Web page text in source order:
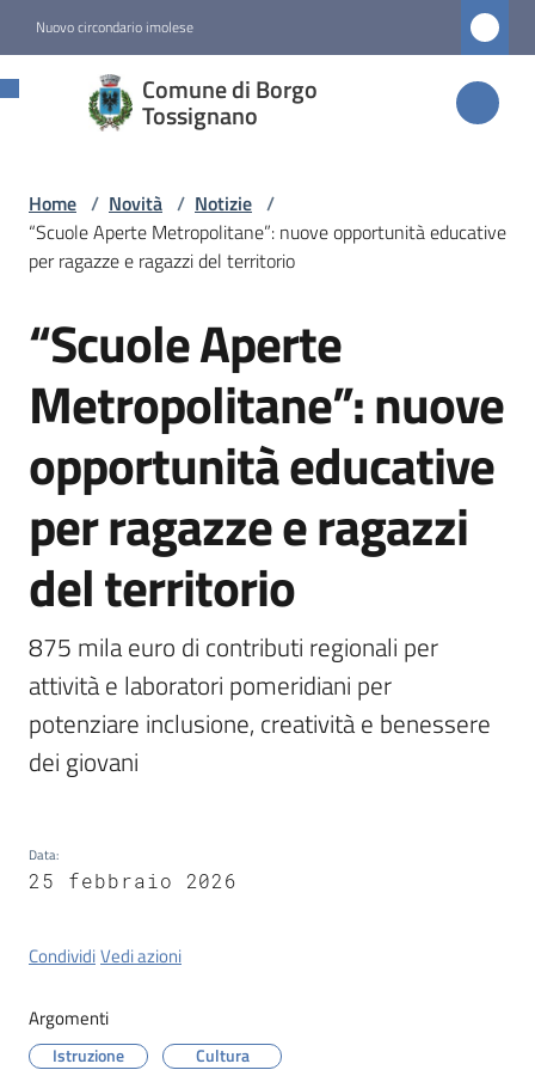
Nuovo circondario imolese
Comune di Borgo
Tossignano
Comune di
Borgo
Amministrazione
Novità
Menu selezionato
Servizi
Vivere
Tossignano
Servizi
on-
line
Tutti
Home / Novità / Notizie /
“Scuole Aperte Metropolitane”: nuove opportunità educative
per ragazze e ragazzi del territorio
Salta al contenuto
“Scuole Aperte
Metropolitane”: nuove
opportunità educative
per ragazze e ragazzi
del territorio
875 mila euro di contributi regionali per
attività e laboratori pomeridiani per
potenziare inclusione, creatività e benessere
dei giovani
Data:
25 febbraio 2026
CondividiVedi azioni
Argomenti
Istruzione Cultura